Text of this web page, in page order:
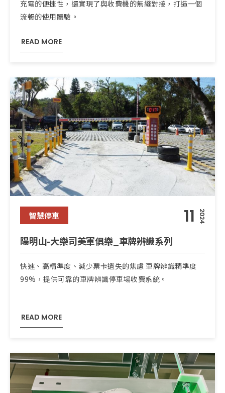
充電的便捷性，還實現了與收費機的無縫對接，打造一個
流暢的使用體驗。
READ MORE
智慧停車 11 2024
陽明山-大樂司美軍俱樂_車牌辨識系列
快速、高精準度、減少票卡遺失的焦慮 車牌辨識精準度
99%，提供可靠的車牌辨識停車場收費系統。
READ MORE